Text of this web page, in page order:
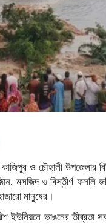
কাজিপুর ও চৌহালী
মসজিদ ও বিস্তীর্ণ
মানুষের।
ইউনিয়নে ভাঙনের